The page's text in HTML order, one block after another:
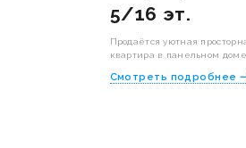
5/16 эт.
Продаётся уютная
квартира в панельном доме
Смотреть подробнее